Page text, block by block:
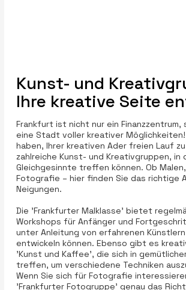
Kunst- und
Ihre kreative Seite
Frankfurt ist nicht nur ein Finanzzentrum,
eine Stadt voller kreativer Möglichkeiten!
haben, Ihrer kreativen Ader freien Lauf
zahlreiche Kunst- und Kreativgruppen, in
Gleichgesinnte treffen können. Ob
Fotografie – hier finden Sie das richtige
Neigungen.
Die 'Frankfurter Malklasse' bietet
Workshops für Anfänger und
unter Anleitung von erfahrenen
entwickeln können. Ebenso gibt es
'Kunst und Kaffee', die sich in
treffen, um verschiedene Techniken
Wenn Sie sich für Fotografie
'Frankfurter Fotogruppe' genau das